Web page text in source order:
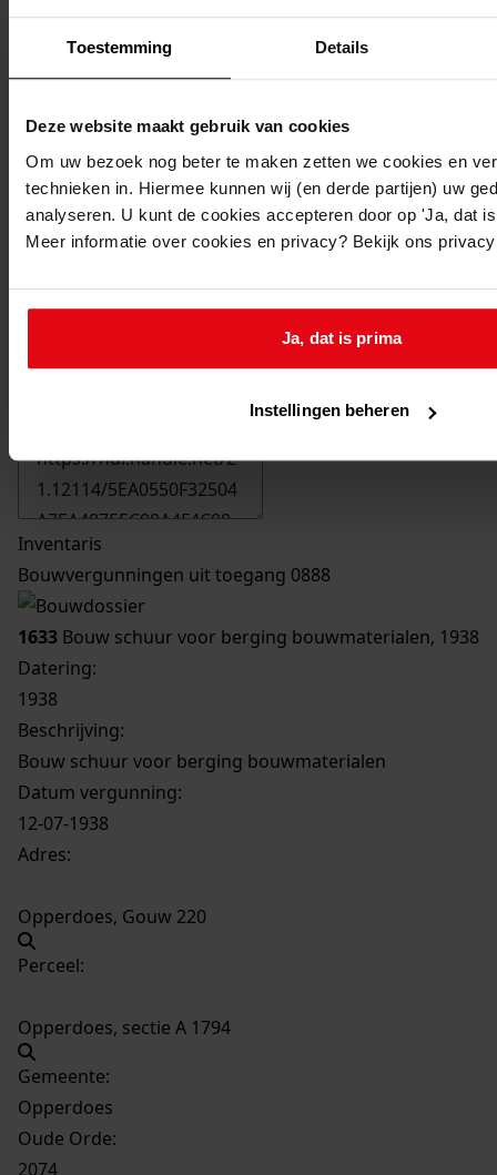
Toestemming Details
Deze website maakt gebruik van cookies
Om uw bezoek nog beter te maken zetten we cookies en
technieken in. Hiermee kunnen wij (en derde partijen) uw
analyseren. U kunt de cookies accepteren door op 'Ja, dat
Meer informatie over cookies en privacy? Bekijk ons
Ja, dat is prima
Instellingen beheren
Inventaris
Bouwvergunningen uit toegang 0888
1633 Bouw schuur voor berging bouwmaterialen, 1938
Datering:
1938
Beschrijving:
Bouw schuur voor berging bouwmaterialen
Datum vergunning:
12-07-1938
Adres:
Opperdoes, Gouw 220
Perceel:
Opperdoes, sectie A 1794
Gemeente:
Opperdoes
Oude Orde:
2074